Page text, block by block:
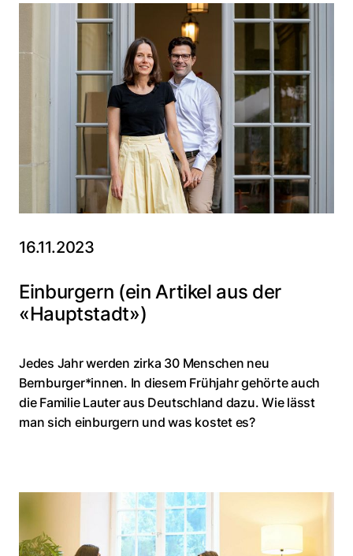
16.11.2023
Einburgern (ein Artikel aus der
«Hauptstadt»)
Jedes Jahr werden zirka 30 Menschen neu
Bernburger*innen. In diesem Frühjahr gehörte auch
die Familie Lauter aus Deutschland dazu. Wie lässt
man sich einburgern und was kostet es?